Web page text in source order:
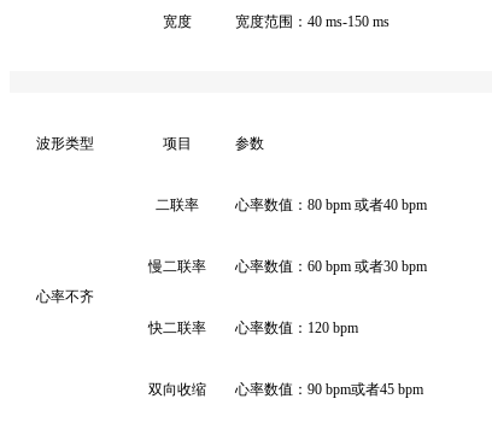
宽度 宽度范围： 40 ms-150 ms
波形类型 项目 参数
心率不齐
二联率 心率数值： 80 bpm 或者40 bpm
慢二联率 心率数值： 60 bpm 或者30 bpm
快二联率 心率数值： 120 bpm
双向收缩 心率数值： 90 bpm或者45 bpm